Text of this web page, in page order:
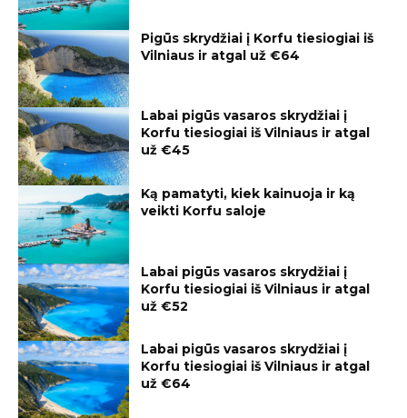
Pigūs skrydžiai į Korfu tiesiogiai iš
Vilniaus ir atgal už €64
Labai pigūs vasaros skrydžiai į
Korfu tiesiogiai iš Vilniaus ir atgal
už €45
Ką pamatyti, kiek kainuoja ir ką
veikti Korfu saloje
Labai pigūs vasaros skrydžiai į
Korfu tiesiogiai iš Vilniaus ir atgal
už €52
Labai pigūs vasaros skrydžiai į
Korfu tiesiogiai iš Vilniaus ir atgal
už €64